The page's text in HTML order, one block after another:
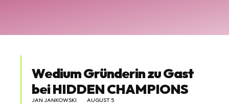
Wedium Gründerin zu Gast
bei HIDDEN CHAMPIONS
JAN JANKOWSKI AUGUST 5